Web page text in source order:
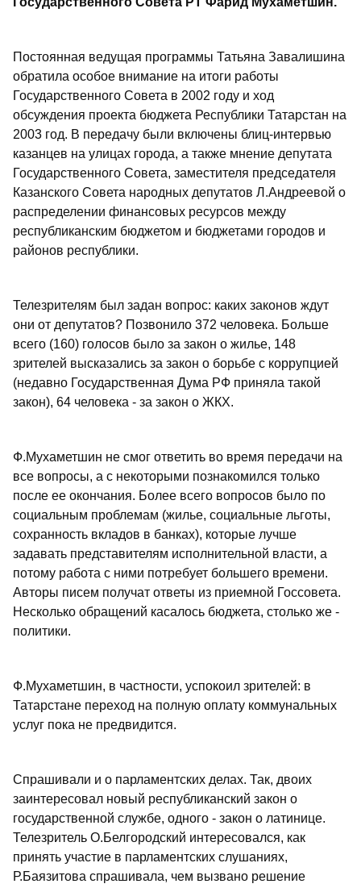
Постоянная ведущая программы Татьяна Завалишина
обратила особое внимание на итоги работы
Государственного Совета в 2002 году и ход
обсуждения проекта бюджета Республики Татарстан на
2003 год. В передачу были включены блиц-интервью
казанцев на улицах города, а также мнение депутата
Государственного Совета, заместителя председателя
Казанского Совета народных депутатов Л.Андреевой о
распределении финансовых ресурсов между
республиканским бюджетом и бюджетами городов и
районов республики.
Телезрителям был задан вопрос: каких законов ждут
они от депутатов? Позвонило 372 человека. Больше
всего (160) голосов было за закон о жилье, 148
зрителей высказались за закон о борьбе с коррупцией
(недавно Государственная Дума РФ приняла такой
закон), 64 человека - за закон о ЖКХ.
Ф.Мухаметшин не смог ответить во время передачи на
все вопросы, а с некоторыми познакомился только
после ее окончания. Более всего вопросов было по
социальным проблемам (жилье, социальные льготы,
сохранность вкладов в банках), которые лучше
задавать представителям исполнительной власти, а
потому работа с ними потребует большего времени.
Авторы писем получат ответы из приемной Госсовета.
Несколько обращений касалось бюджета, столько же -
политики.
Ф.Мухаметшин, в частности, успокоил зрителей: в
Татарстане переход на полную оплату коммунальных
услуг пока не предвидится.
Спрашивали и о парламентских делах. Так, двоих
заинтересовал новый республиканский закон о
государственной службе, одного - закон о латинице.
Телезритель О.Белгородский интересовался, как
принять участие в парламентских слушаниях,
Р.Баязитова спрашивала, чем вызвано решение